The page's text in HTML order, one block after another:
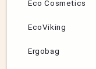
Eco Cosmetics
EcoViking
Ergobag